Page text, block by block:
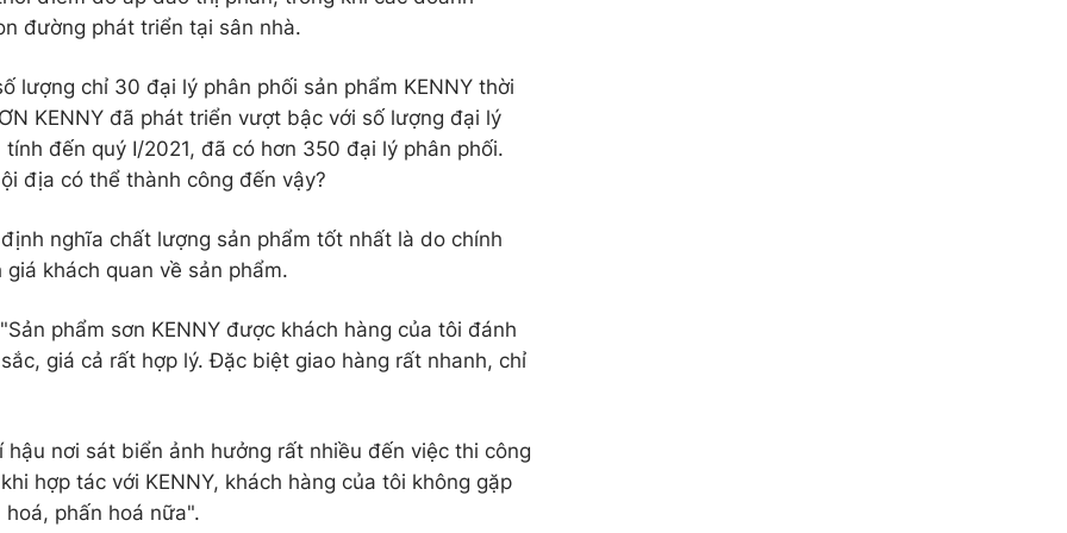
đường phát triển tại sân nhà.
lượng chỉ 30 đại lý phân phối sản phẩm KENNY thời
KENNY đã phát triển vượt bậc với số lượng đại lý
đến quý I/2021, đã có hơn 350 đại lý phân phối.
địa có thể thành công đến vậy?
nghĩa chất lượng sản phẩm tốt nhất là do chính
khách quan về sản phẩm.
phẩm sơn KENNY được khách hàng của tôi đánh
giá cả rất hợp lý. Đặc biệt giao hàng rất nhanh, chỉ
nơi sát biển ảnh hưởng rất nhiều đến việc thi công
hợp tác với KENNY, khách hàng của tôi không gặp
phấn hoá nữa".